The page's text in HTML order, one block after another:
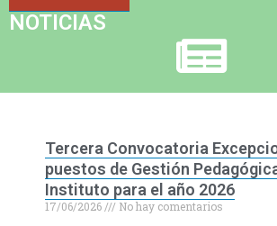
NOTICIAS
Tercera Convocatoria
puestos de Gestión
Instituto para el año 2026
17/06/2026 No hay comentarios